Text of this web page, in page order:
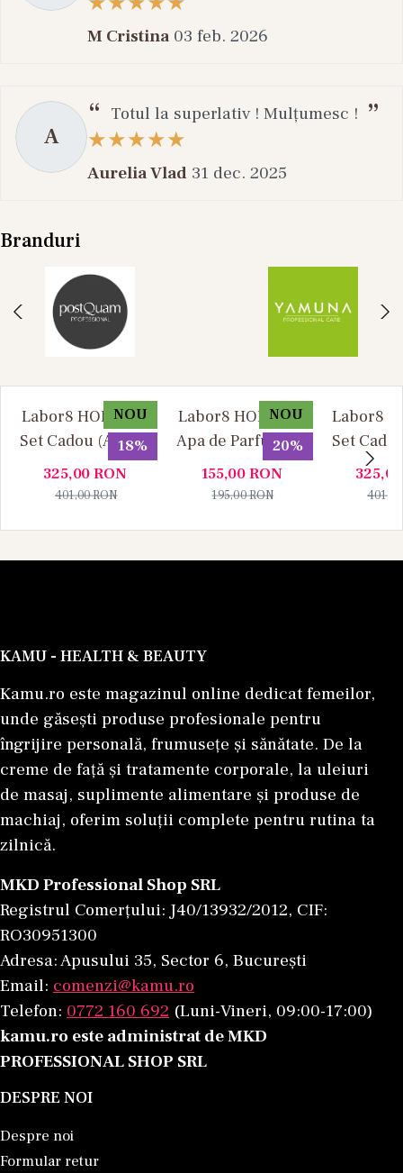
M Cristina 03 feb. 2026
A
Totul la superlativ ! Mulțumesc !
Aurelia Vlad 31 dec. 2025
Branduri
NOU
18%
Labor8 HOD 881 -
Set Cadou (Apa de
Parfum 100 ml +
Apa de Parfum 10
325,00RON
401,00RON
NOU
20%
Labor8 HOD 881 -
Apa de Parfum, 30
ml, Unisex
155,00RON
195,00RON
Labor8
Set
Parfum
Apa de
KAMU - HEALTH & BEAUTY
Kamu.ro este magazinul online dedicat femeilor,
unde găsești produse profesionale pentru
îngrijire personală, frumusețe și sănătate. De la
creme de față și tratamente corporale, la uleiuri
de masaj, suplimente alimentare și produse de
machiaj, oferim soluții complete pentru rutina ta
zilnică.
MKD Professional Shop SRL
Registrul Comerțului: J40/13932/2012, CIF:
RO30951300
Adresa: Apusului 35, Sector 6, București
Email: comenzi@kamu.ro
Telefon: 0772 160 692 (Luni-Vineri, 09:00-17:00)
kamu.ro este administrat de MKD
PROFESSIONAL SHOP SRL
DESPRE NOI
Despre noi
Formular retur